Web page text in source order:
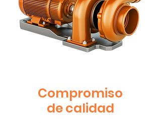
Compromiso
de calidad